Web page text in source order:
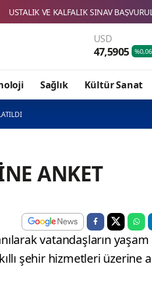
SINAV BAŞVURULARI BAŞLADI
USD
47,5905 %0,06
Sağlık Kültür Sanat
ANKET
vatandaşların yaşam
şehir hizmetleri üzerine